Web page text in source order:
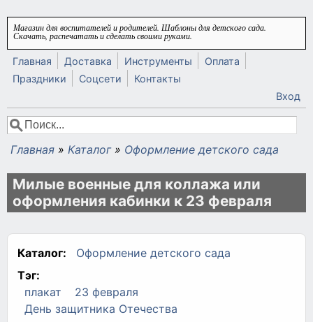
Перейти к основному содержанию
Магазин для воспитателей и родителей. Шаблоны для детского сада.
Скачать, распечатать и сделать своими руками.
Главная Доставка Инструменты
Оплата
Праздники
Соцсети
Контакты
Вход
Форма поиска
Поиск
Вы здесь
Главная » Каталог » Оформление детского сада
Милые военные для коллажа или
оформления кабинки к 23 февраля
Каталог:
Оформление детского сада
Тэг:
плакат
23 февраля
День защитника Отечества